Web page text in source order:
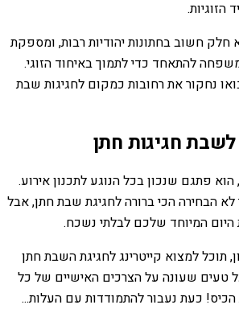
חשוב בחתונות יהודיות רבות, ומספקת
להתאחד כדי לתמוך באיחוד הזוגי.
נחקור את רחובות כמקום לחגיגות שבת
חגיגות חתן
פתגם שנכון בכל הנוגע לתכנון אירוע.
לא הבחירה הכי ברורה לחגיגת שבת חתן, אבל
המיוחד שלכם לבלתי נשכח.
תוכל למצוא קייטרינג לחגיגת השבת חתן
טעים שעונה על הצרכים האישיים של כל
כעת נעבור להתמודדות עם העלות...